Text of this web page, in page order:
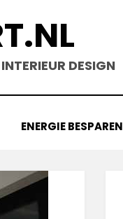
DESIGN
ENERGIE BESPAREN